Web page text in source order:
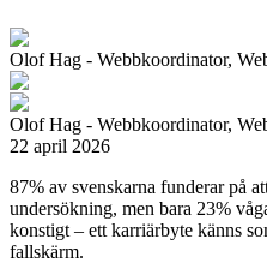
Olof Hag - Webbkoordinator,
Olof Hag - Webbkoordinator,
22 april 2026
87% av svenskarna funderar på
undersökning, men bara 23%
konstigt – ett karriärbyte känns
fallskärm.